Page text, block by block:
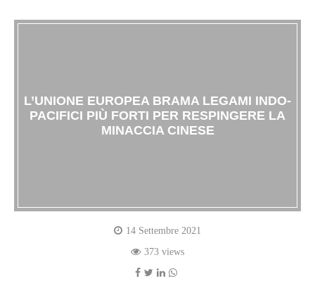
L’UNIONE EUROPEA BRAMA LEGAMI INDO-
PACIFICI PIÙ FORTI PER RESPINGERE LA
MINACCIA CINESE
14 Settembre 2021
373 views